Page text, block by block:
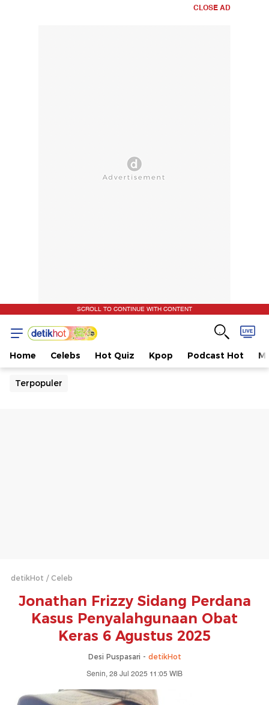
CLOSE AD
SCROLL TO CONTINUE WITH CONTENT
Home Celebs Hot Quiz Kpop Podcast Hot
Terpopuler
detikHot Celeb
Jonathan Frizzy Sidang Perdana
Kasus Penyalahgunaan Obat
Keras 6 Agustus 2025
Desi Puspasari - detikHot
Senin, 28 Jul 2025 11:05 WIB